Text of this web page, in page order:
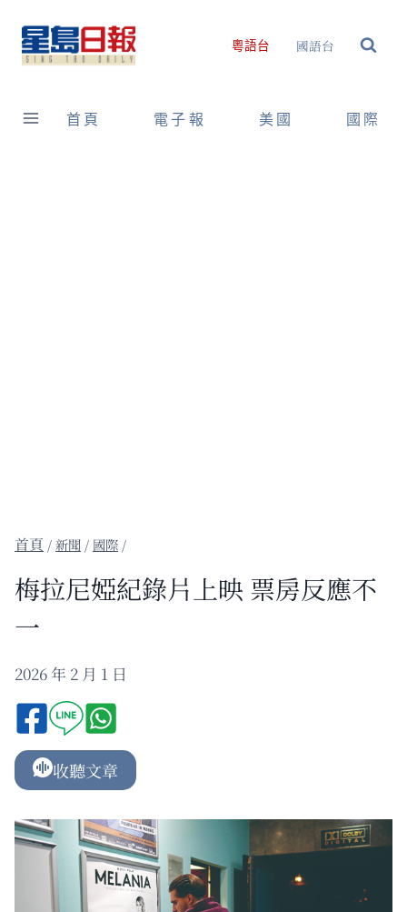
content
粵語台 國語台
首頁 電子報 美國 國際
/新聞 / 國際 /
梅拉尼婭紀錄片上映 票房反應不
一
2026 年 2 月 1 日
收聽文章